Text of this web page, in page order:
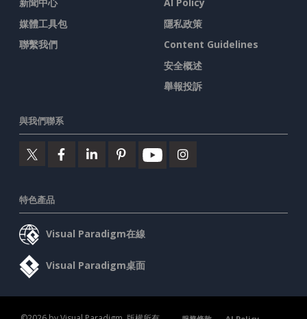
媒體工具包
聯繫我們
隱私政策
Content Guidelines
安全概述
舉報投訴
與我們聯系
特色產品
Visual Paradigm在線
Visual Paradigm桌面